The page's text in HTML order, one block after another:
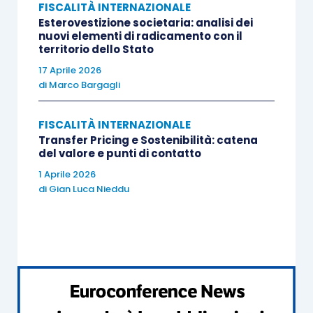
Anche la stabile organizzazione
soggetto erogantesolo nella misura in cui gli
interessi e i canoni corrisposti siano costi
inerenti all’attività da essa svolta.
costituita da società residente nell’UE
situata in Italia
assoggettata regolarmente all’imposta
FISCALITÀ INTERNAZIONALE
Esterovestizione societaria: analisi dei
nuovi elementi di radicamento con il
territorio dello Stato
17 Aprile 2026
di Marco Bargagli
FISCALITÀ INTERNAZIONALE
Transfer Pricing e Sostenibilità: catena
del valore e punti di contatto
1 Aprile 2026
di Gian Luca Nieddu